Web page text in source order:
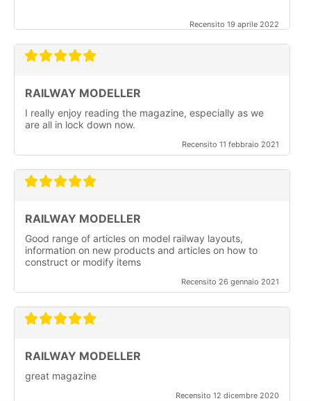
Recensito 19 aprile 2022
RAILWAY MODELLER
I really enjoy reading the magazine, especially as we
are all in lock down now.
Recensito 11 febbraio 2021
RAILWAY MODELLER
Good range of articles on model railway layouts,
information on new products and articles on how to
construct or modify items
Recensito 26 gennaio 2021
RAILWAY MODELLER
great magazine
Recensito 12 dicembre 2020